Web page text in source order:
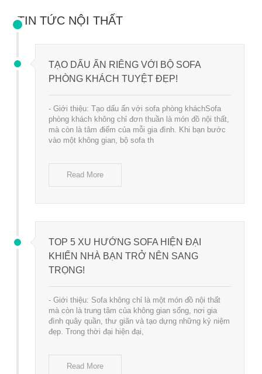
TIN TỨC NỘI THẤT
TẠO DẤU ẤN RIÊNG VỚI BỘ SOFA
PHÒNG KHÁCH TUYỆT ĐẸP!
- Giới thiệu: Tạo dấu ấn với sofa phòng kháchSofa
phòng khách không chỉ đơn thuần là món đồ nội thất,
mà còn là tâm điểm của mỗi gia đình. Khi bạn bước
vào một không gian, bộ sofa th
Read More
TOP 5 XU HƯỚNG SOFA HIỆN ĐẠI
KHIẾN NHÀ BẠN TRỞ NÊN SANG
TRỌNG!
- Giới thiệu: Sofa không chỉ là một món đồ nội thất
mà còn là trung tâm của không gian sống, nơi gia
đình quây quần, thư giãn và tạo dựng những kỷ niệm
đẹp. Trong thời đại hiện đại,
Read More